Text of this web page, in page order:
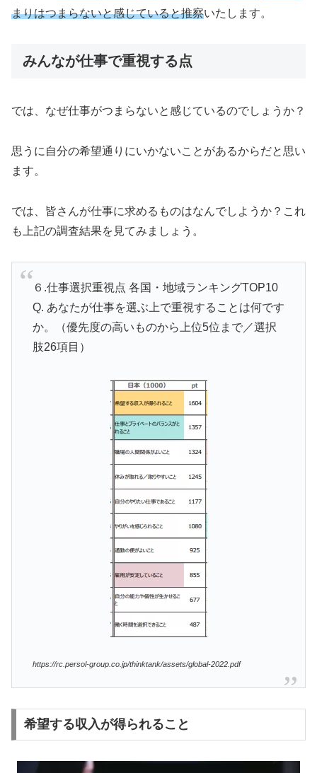
まりはつまらないと感じていると推察いたします。
みんなが仕事で重視する点
では、なぜ仕事がつまらないと感じているのでしょうか？
思うに自分の希望通りにいかないことがあるからだと思い
ます。
では、皆さんが仕事に求めるものはなんでしようか？これ
も上記の調査結果を見てみましょう。
６.仕事選択重視点 各国・地域ランキングTOP10
Q. あなたが仕事を選ぶ上で重視することは何です
か。（優先度の高いものから上位5位まで／選択
肢26項目）
https://rc.persol-group.co.jp/thinktank/assets/global-2022.pdf
希望する収入が得られること